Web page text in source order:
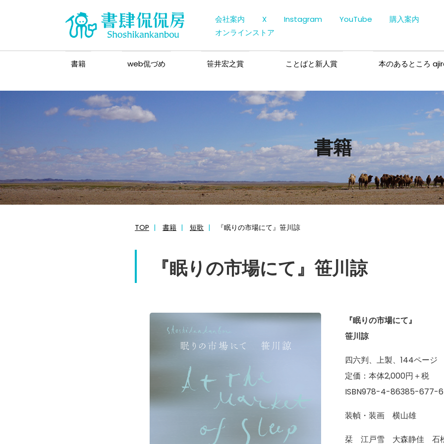
会社案内 X Instagram YouTube
購入案内
オンラインストア
書籍 web侃づめ 笹井宏之賞 ことばと新人賞 本のあるところ
書籍
TOP 書籍 短歌 『眠りの市場にて』笹川諒
『眠りの市場にて』笹川諒
『眠りの市場にて』
笹川諒
四六判、上製、144ページ
定価：本体2,000円＋税
ISBN978-4-86385-677-
装幀・装画 横山雄
栞 江戸雪 大森静佳 石